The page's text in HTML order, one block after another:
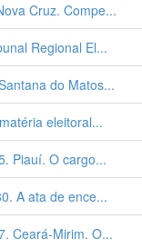
Cruz. Compe...
Regional El...
do Matos...
eleitoral...
Piauí. O cargo...
A ata de ence...
Ceará-Mirim. O...